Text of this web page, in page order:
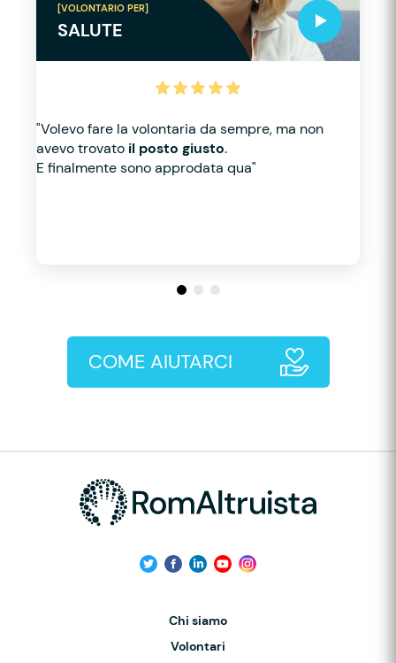
[VOLONTARIO PER]
SALUTE
"Volevo fare la volontaria da sempre, ma non
avevo trovato il posto giusto.
E finalmente sono approdata qua"
COME AIUTARCI
Chi siamo
Volontari